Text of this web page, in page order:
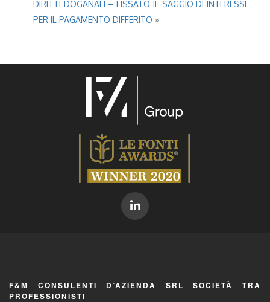
DIRITTI DOGANALI – FISSATO IL SAGGIO DI INTERESSE
PER IL PAGAMENTO DIFFERITO »
F&M CONSULENTI D’AZIENDA SRL SOCIETÀ TRA
PROFESSIONISTI